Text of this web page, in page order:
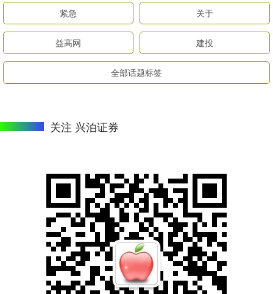
紧急 关于
益高网 建投
全部话题标签
关注 兴泊证券